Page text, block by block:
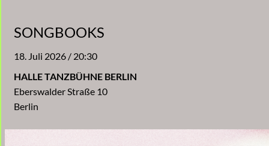
SONGBOOKS
18. Juli 2026 / 20:30
HALLE TANZBÜHNE BERLIN
Eberswalder Straße 10
Berlin